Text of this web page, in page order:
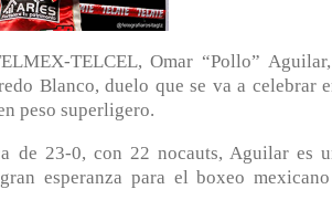
TELCEL, Omar “Pollo”
Blanco, duelo que se va a celebrar
peso superligero.
de 23-0, con 22 nocauts, Aguilar es
esperanza para el boxeo